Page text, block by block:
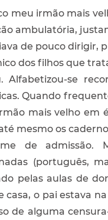
meu irmão mais
ambulatória,
de pouco dirigir,
dos filhos que
Alfabetizou-se
Quando
mais velho em
mesmo os
de admissão.
(português,
pelas aulas de
casa, o pai estava
de alguma